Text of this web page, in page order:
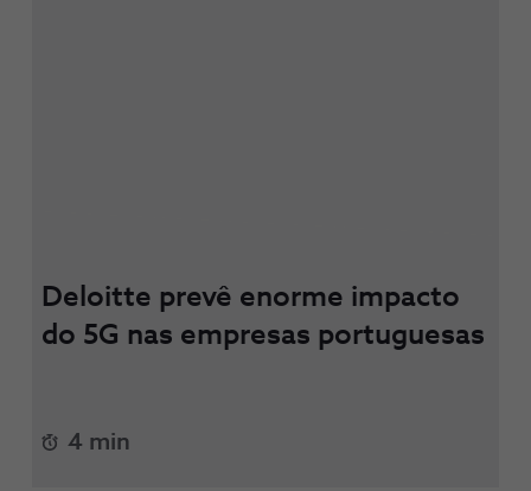
Deloitte prevê enorme impacto
do 5G nas empresas portuguesas
4 min